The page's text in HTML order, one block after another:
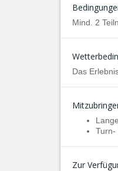
Mind. 2
Das
Turn-
Zur